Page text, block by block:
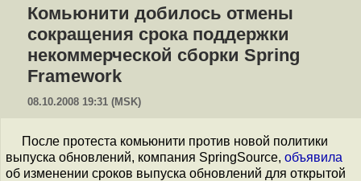
Комьюнити добилось отмены
сокращения срока поддержки
некоммерческой сборки Spring
Framework
08.10.2008 19:31 (MSK)
После протеста комьюнити против новой политики
выпуска обновлений, компания SpringSource, объявила
об изменении сроков выпуска обновлений для открытой